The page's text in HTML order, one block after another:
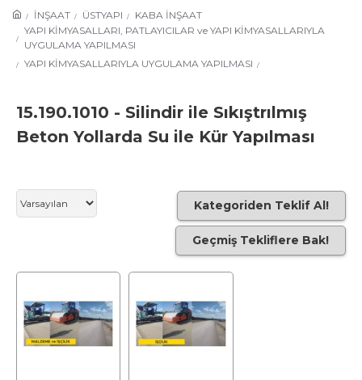
İNŞAAT ÜSTYAPI
KABA İNŞAAT
YAPI KİMYASALLARI, PATLAYICILAR ve YAPI KİMYASALLARIYLA
UYGULAMA YAPILMASI
YAPI KİMYASALLARIYLA UYGULAMA YAPILMASI
15.190.1010 - Silindir ile Sıkıştrılmış
Beton Yollarda Su ile Kür Yapılması
Kategoriden Teklif Al!
Geçmiş Tekliflere Bak!